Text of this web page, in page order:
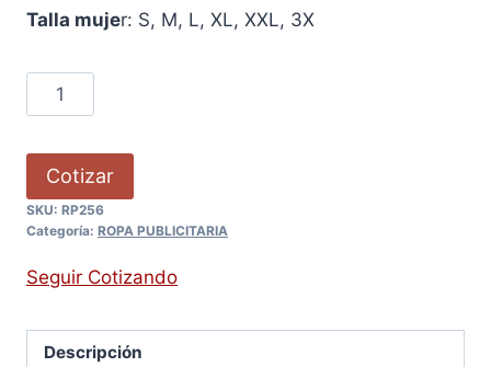
Talla mujer: S, M, L, XL, XXL, 3X
Cotizar
SKU: RP256
Categoría: ROPA PUBLICITARIA
Seguir Cotizando
Descripción